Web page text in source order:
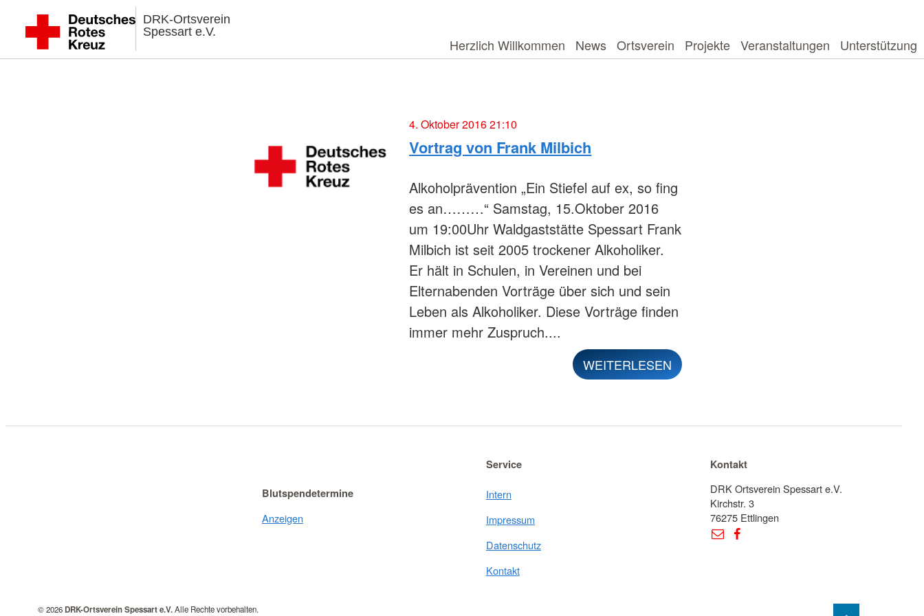
DRK-Ortsverein
Spessart e.V.
Herzlich Willkommen News Ortsverein Projekte Veranstaltungen Unterstützung
4. Oktober 2016 21:10
Vortrag von Frank Milbich
Alkoholprävention „Ein Stiefel auf ex, so fing
es an………“ Samstag, 15.Oktober 2016
um 19:00Uhr Waldgaststätte Spessart Frank
Milbich ist seit 2005 trockener Alkoholiker.
Er hält in Schulen, in Vereinen und bei
Elternabenden Vorträge über sich und sein
Leben als Alkoholiker. Diese Vorträge finden
immer mehr Zuspruch....
WEITERLESEN
Blutspendetermine
Anzeigen
Service
Intern
Impressum
Datenschutz
Kontakt
Kontakt
DRK Ortsverein Spessart e.V.
Kirchstr. 3
76275 Ettlingen
© 2026 DRK-Ortsverein Spessart e.V.Alle Rechte vorbehalten.